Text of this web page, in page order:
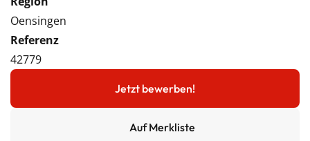
Oensingen
Referenz
42779
Jetzt bewerben!
Auf Merkliste